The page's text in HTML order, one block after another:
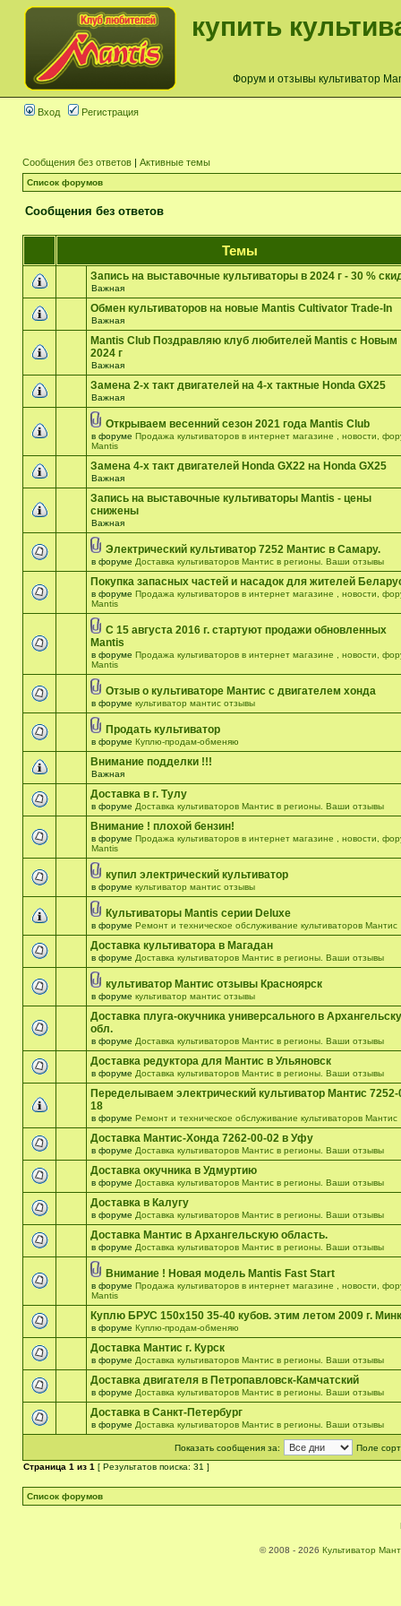
купить
Форум и отзывы культиватор
Вход Регистрация
Сообщения без ответов | Активные темы
Список форумов
Сообщения без ответов
Темы
Запись на выставочные культиваторы в 2024 г - 30 %
Важная
Обмен культиваторов на новые Mantis Cultivator Trade-In
Важная
Mantis Club Поздравляю клуб любителей Mantis с Новым
2024 г
Важная
Замена 2-х такт двигателей на 4-х тактные Honda GX25
Важная
Открываем весенний сезон 2021 года Mantis Club
в форуме Продажа культиваторов в интернет магазине , новости,
Mantis
Замена 4-х такт двигателей Honda GX22 на Honda GX25
Важная
Запись на выставочные культиваторы Mantis - цены
снижены
Важная
Электрический культиватор 7252 Мантис в Самару.
в форуме Доставка культиваторов Мантис в регионы. Ваши отзывы
Покупка запасных частей и насадок для жителей
в форуме Продажа культиваторов в интернет магазине , новости,
Mantis
С 15 августа 2016 г. стартуют продажи обновленных
Mantis
в форуме Продажа культиваторов в интернет магазине , новости,
Mantis
Отзыв о культиваторе Мантис с двигателем хонда
в форуме культиватор мантис отзывы
Продать культиватор
в форуме Куплю-продам-обменяю
Внимание подделки !!!
Важная
Доставка в г. Тулу
в форуме Доставка культиваторов Мантис в регионы. Ваши отзывы
Внимание ! плохой бензин!
в форуме Продажа культиваторов в интернет магазине , новости,
Mantis
купил электрический культиватор
в форуме культиватор мантис отзывы
Культиваторы Mantis серии Deluxe
в форуме Ремонт и техническое обслуживание культиваторов Мантис
Доставка культиватора в Магадан
в форуме Доставка культиваторов Мантис в регионы. Ваши отзывы
культиватор Мантис отзывы Красноярск
в форуме культиватор мантис отзывы
Доставка плуга-окучника универсального в
обл.
в форуме Доставка культиваторов Мантис в регионы. Ваши отзывы
Доставка редуктора для Мантис в Ульяновск
в форуме Доставка культиваторов Мантис в регионы. Ваши отзывы
Переделываем электрический культиватор Мантис 7252-
18
в форуме Ремонт и техническое обслуживание культиваторов Мантис
Доставка Мантис-Хонда 7262-00-02 в Уфу
в форуме Доставка культиваторов Мантис в регионы. Ваши отзывы
Доставка окучника в Удмуртию
в форуме Доставка культиваторов Мантис в регионы. Ваши отзывы
Доставка в Калугу
в форуме Доставка культиваторов Мантис в регионы. Ваши отзывы
Доставка Мантис в Архангельскую область.
в форуме Доставка культиваторов Мантис в регионы. Ваши отзывы
Внимание ! Новая модель Mantis Fast Start
в форуме Продажа культиваторов в интернет магазине , новости,
Mantis
Куплю БРУС 150х150 35-40 кубов. этим летом 2009 г.
в форуме Куплю-продам-обменяю
Доставка Мантис г. Курск
в форуме Доставка культиваторов Мантис в регионы. Ваши отзывы
Доставка двигателя в Петропавловск-Камчатский
в форуме Доставка культиваторов Мантис в регионы. Ваши отзывы
Доставка в Санкт-Петербург
в форуме Доставка культиваторов Мантис в регионы. Ваши отзывы
Показать сообщения за:
Поле
Страница 1 из 1 [ Результатов поиска: 31 ]
Список форумов
© 2008 - 2026 Культиватор